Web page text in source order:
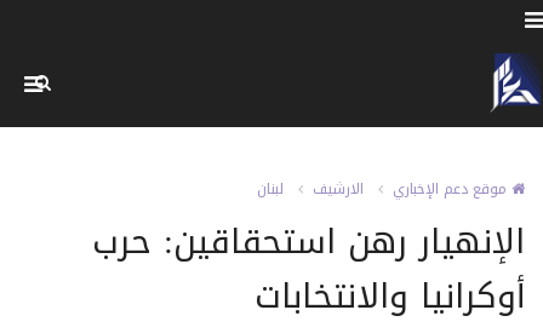
موقع دعم الإخباري الارشيف لبنان
الإنهيار رهن استحقاقين: حرب
أوكرانيا والانتخابات